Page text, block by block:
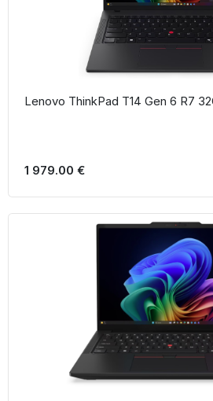
Lenovo ThinkPad T14 Gen 6 R7
1 979.00 €